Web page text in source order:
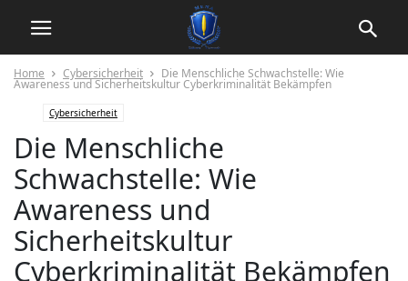
Home Cybersicherheit Die Menschliche Schwachstelle: Wie
Awareness und Sicherheitskultur Cyberkriminalität Bekämpfen
Cybersicherheit
Die Menschliche
Schwachstelle: Wie
Awareness und
Sicherheitskultur
Cyberkriminalität Bekämpfen